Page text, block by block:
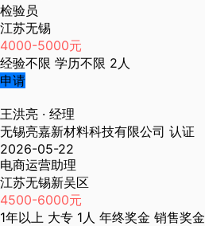
检验员
江苏无锡
4000-5000元
经验不限 学历不限 2人
申请
王洪亮 · 经理
无锡亮嘉新材料科技有限公司 认证
2026-05-22
电商运营助理
江苏无锡新吴区
4500-6000元
1年以上 大专 1人 年终奖金 销售奖金